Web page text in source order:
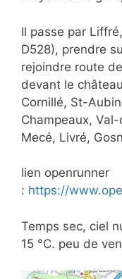
Il passe par
D528), prendre
rejoindre route
devant le
Cornillé, St-
Champeaux,
Mecé, Livré,
lien openrunner
: https://
Temps sec, ciel
15 °C. peu de